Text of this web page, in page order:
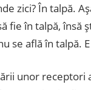
zici? În talpă.
fie în talpă, însă
se află în talpă.
unor